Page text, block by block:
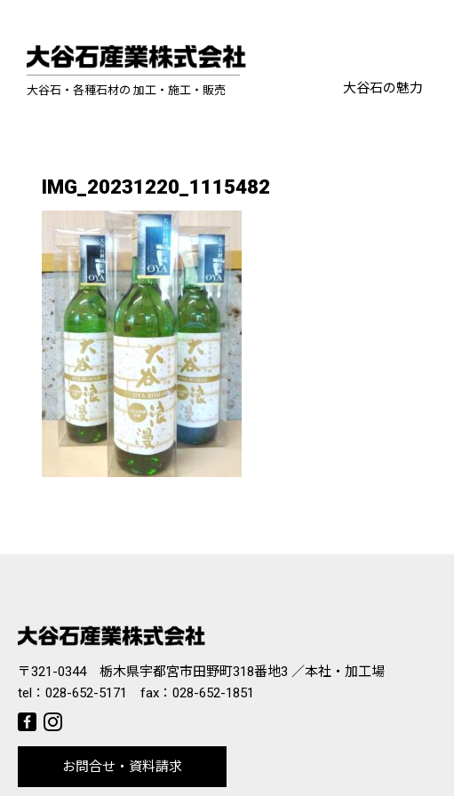
大谷石・各種石材の 加工・施工・販売 大谷石の魅力
IMG_20231220_1115482
〒321-0344 栃木県宇都宮市田野町318番地3 ／本社・加工場
tel： 028-652-5171 fax：028-652-1851
お問合せ・資料請求